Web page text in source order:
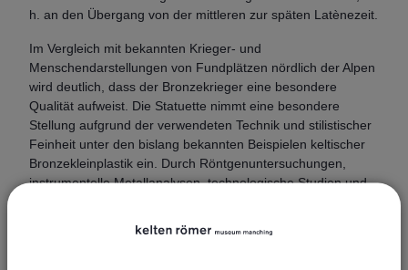
h. an den Übergang von der mittleren zur späten Latènezeit.
Im Vergleich mit bekannten Krieger- und
Menschendarstellungen von Fundplätzen nördlich der Alpen
wird deutlich, dass der Bronzekrieger eine besondere
Qualität aufweist. Die Statuette nimmt eine besondere
Stellung aufgrund der verwendeten Technik und stilistischer
Feinheit unter den bislang bekannten Beispielen keltischer
Bronzekleinplastik ein. Durch Röntgenuntersuchungen,
instrumentelle Metallanalysen, technologische Studien und
Nutzung und Erhaltungszustand gewonnen werden, die zur